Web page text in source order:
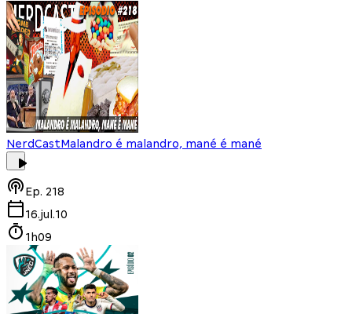
NerdCastMalandro é malandro, mané é mané
Ep. 218
16.jul.10
1h09